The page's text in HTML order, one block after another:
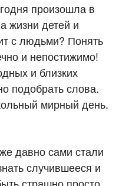
произошла в
жизни детей и
с людьми? Понять
и непостижимо!
и близких
подобрать слова.
мирный день.
давно сами стали
случившееся и